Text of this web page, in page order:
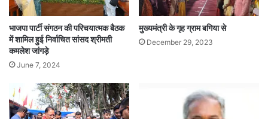
भाजपा पार्टी संगठन की परिचयात्मक बैठक
में शामिल हुई निर्वाचित सांसद श्रीमती
कमलेश जांगड़े
June 7, 2024
मुख्यमंत्री के गृह ग्राम बगिया से
December 29, 2023